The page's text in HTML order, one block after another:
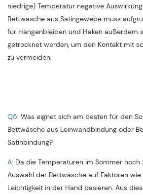
niedrige) Temperatur negative
Bettwäsche aus Satingewebe muss
für Hängenbleiben und Haken außerdem
getrocknet werden, um den Kontakt mit
zu vermeiden.
Q5: Was eignet sich am besten für den
Bettwäsche aus Leinwandbindung oder
Satinbindung?
A: Da die Temperaturen im Sommer hoch
Auswahl der Bettwäsche auf Faktoren
Leichtigkeit in der Hand basieren. Aus